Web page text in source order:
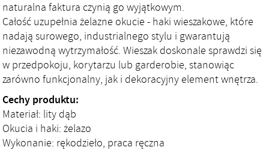
naturalna faktura czynią go wyjątkowym.
Całość uzupełnia żelazne okucie - haki wieszakowe, które
nadają surowego, industrialnego stylu i gwarantują
niezawodną wytrzymałość. Wieszak doskonale sprawdzi się
w przedpokoju, korytarzu lub garderobie, stanowiąc
zarówno funkcjonalny, jak i dekoracyjny element wnętrza.
Cechy produktu:
Materiał: lity dąb
Okucia i haki: żelazo
Wykonanie: rękodzieło, praca ręczna